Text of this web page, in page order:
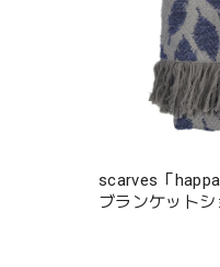
scarves「
ブランケット